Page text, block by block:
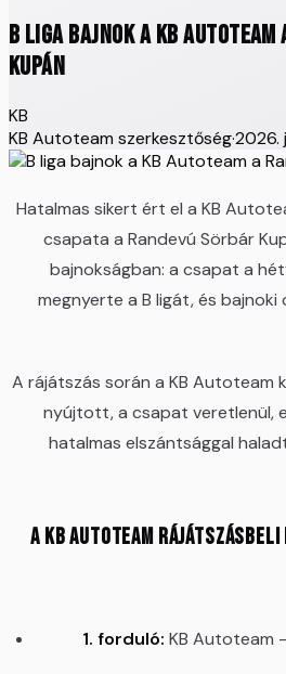
B liga bajnok a KB Autoteam
Kupán
KB
KB Autoteam szerkesztőség·2026.
Hatalmas sikert ért el a KB
csapata a Randevú Sörbár
bajnokságban: a csapat a
megnyerte a B ligát, és
A rájátszás során a KB Autoteam
nyújtott, a csapat veretlenül,
hatalmas elszántsággal
A KB Autoteam rájátszásbeli
1. forduló: KB Autoteam